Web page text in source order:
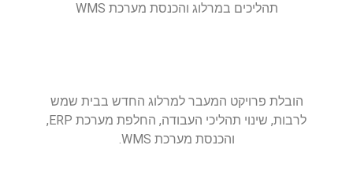
תהליכים במרלוג והכנסת מערכת WMS
הובלת פרויקט המעבר למרלוג החדש בבית שמש
לרבות, שינוי תהליכי העבודה, החלפת מערכת ERP,
והכנסת מערכת WMS.